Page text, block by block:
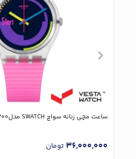
ساعت مچی زنانه سواچ SWATCH مدلSO28K112-5300
36,000,000 تومان